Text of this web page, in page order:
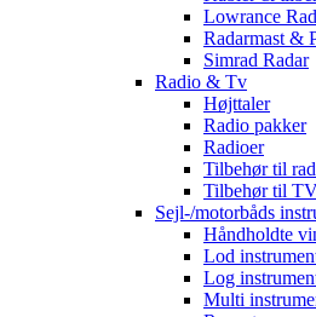
Lowrance
Radarmast &
Simrad Radar
Radio & Tv
Højttaler
Radio pakker
Radioer
Tilbehør til
Tilbehør til
Sejl-/motorbåds
Håndholdte
Lod
Log
Multi